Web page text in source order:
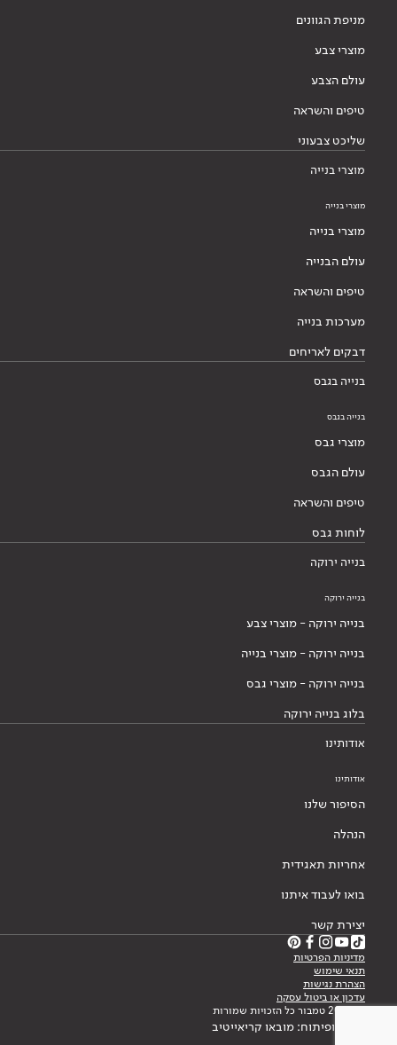
מניפת הגוונים
מוצרי צבע
עולם הצבע
טיפים והשראה
שליכט צבעוני
מוצרי בנייה
מוצרי בנייה
מוצרי בנייה
עולם הבנייה
טיפים והשראה
מערכות בנייה
דבקים לאריחים
בנייה בגבס
בנייה בגבס
מוצרי גבס
עולם הגבס
טיפים והשראה
לוחות גבס
בנייה ירוקה
בנייה ירוקה
בנייה ירוקה - מוצרי צבע
בנייה ירוקה - מוצרי בנייה
בנייה ירוקה - מוצרי גבס
בלוג בנייה ירוקה
אודותינו
אודותינו
הסיפור שלנו
הנהלה
אחריות תאגידית
בואו לעבוד איתנו
יצירת קשר
מדיניות הפרטיות
תנאי שימוש
הצהרת נגישות
עדכון או ביטול עסקה
© 2026 טמבור כל הזכויות שמורות
עיצוב ופיתוח: מובאו קריאייטיב